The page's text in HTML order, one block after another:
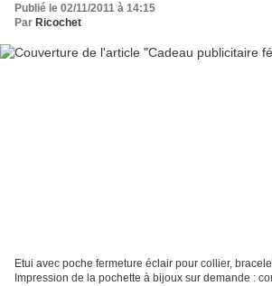
Publié le 02/11/2011 à 14:15
Par Ricochet
Etui avec poche fermeture éclair pour collier,
Impression de la pochette à bijoux sur demande :